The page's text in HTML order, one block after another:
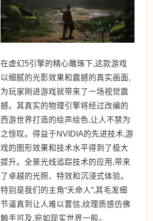
在虚幻5引擎的精心雕琢下,这款游戏
以细腻的光影效果和震撼的真实画面,
为玩家刚进游戏就带来了一场视觉震
撼。其真实的物理引擎将经过改编的
西游世界打造的绘声绘色,让人不禁为
之惊叹。得益于NVIDIA的先进技术,游
戏的图形效果和技术水平得到了极大
提升。全景光线追踪技术的应用,带来
了卓越的光照、特效和沉浸式体验。
特别是我们的主角“天命人”,其毛发细
节逼真到让人难以置信,纹理质感仿佛
触手可及,宛如现实世界一般。